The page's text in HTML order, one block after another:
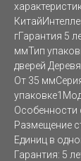
гГарантия 5
ммТип
дверей
От 35
Особенности
Размещение
Единиц в
Гарантия: 5